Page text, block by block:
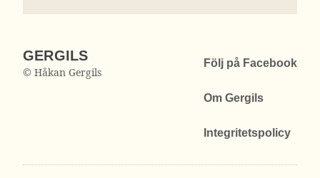
GERGILS
© Håkan Gergils
Följ på Facebook
Om Gergils
Integritetspolicy